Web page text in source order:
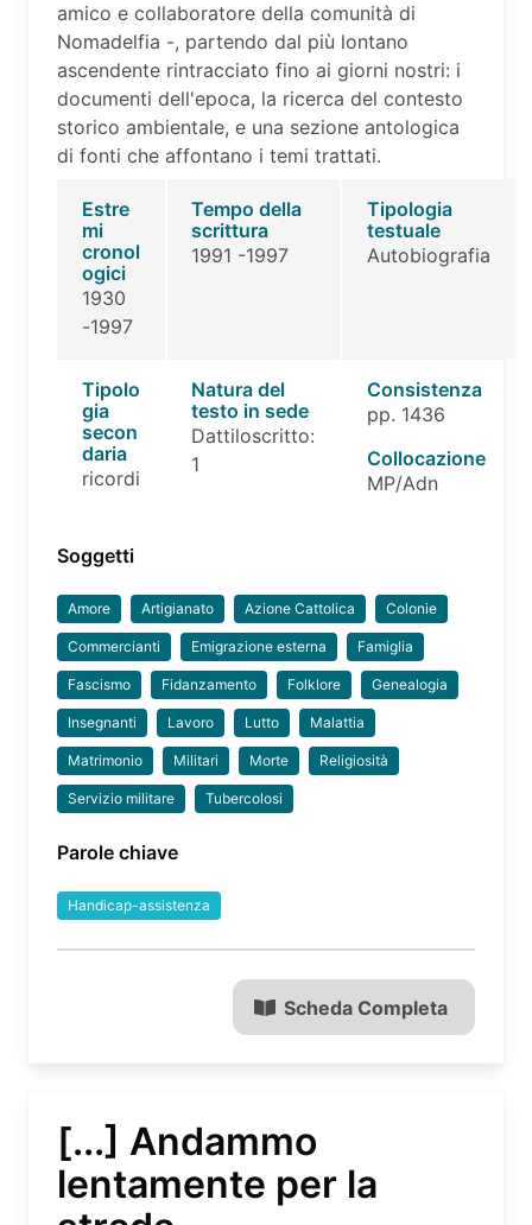
amico e collaboratore della comunità di
Nomadelfia -, partendo dal più lontano
ascendente rintracciato fino ai giorni nostri: i
documenti dell'epoca, la ricerca del contesto
storico ambientale, e una sezione antologica
di fonti che affontano i temi trattati.
Estre
mi
cronol
ogici
1930
-1997
Tempo della
scrittura
1991 -1997
Tipologia
testuale
Autobiografia
Tipolo
gia
secon
daria
ricordi
Natura del
testo in sede
Dattiloscritto:
1
Consistenza
pp. 1436
Collocazione
MP/Adn
Soggetti
Amore Artigianato Azione Cattolica Colonie
Commercianti Emigrazione esterna Famiglia
Fascismo Fidanzamento Folklore Genealogia
Insegnanti Lavoro Lutto Malattia
Matrimonio Militari Morte Religiosità
Servizio militare Tubercolosi
Parole chiave
Handicap-assistenza
Scheda Completa
[...] Andammo
lentamente per la